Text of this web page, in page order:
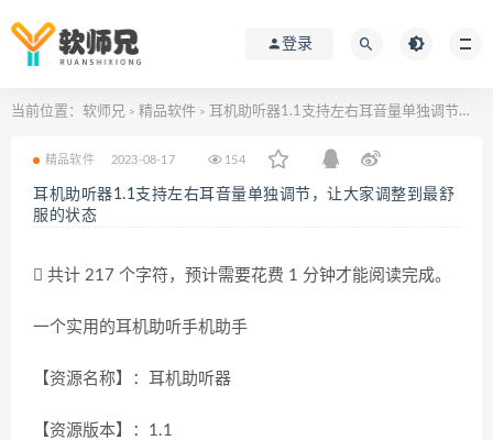
登录
当前位置： 软师兄 > 精品软件 > 耳机助听器1.1支持左右耳音量单独调节，让大家调整到最舒服的状态
精品软件 2023-08-17 154
耳机助听器1.1支持左右耳音量单独调节，让大家调整到最舒
服的状态
共计 217 个字符，预计需要花费 1 分钟才能阅读完成。
一个实用的耳机助听手机助手
【资源名称】：耳机助听器
【资源版本】：1.1